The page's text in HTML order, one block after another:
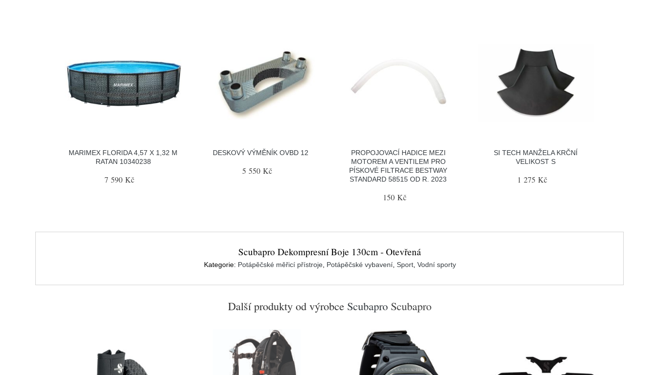
MARIMEX FLORIDA 4,57 X 1,32 M
RATAN 10340238
7 590 Kč
DESKOVÝ VÝMĚNÍK OVBD 12
5 550 Kč
PROPOJOVACÍ HADICE MEZI
MOTOREM A VENTILEM PRO
PÍSKOVÉ FILTRACE BESTWAY
STANDARD 58515 OD R. 2023
150 Kč
SI TECH MANŽELA KRČNÍ
VELIKOST S
1 275 Kč
Scubapro Dekompresní Boje 130cm - Otevřená
Kategorie: Potápěčské měřicí přístroje Potápěčské vybavení Sport Vodní sporty
Další produkty od výrobce Scubapro Scubapro